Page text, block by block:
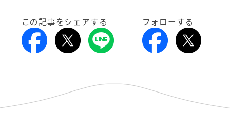
この記事をシェアする フォローする